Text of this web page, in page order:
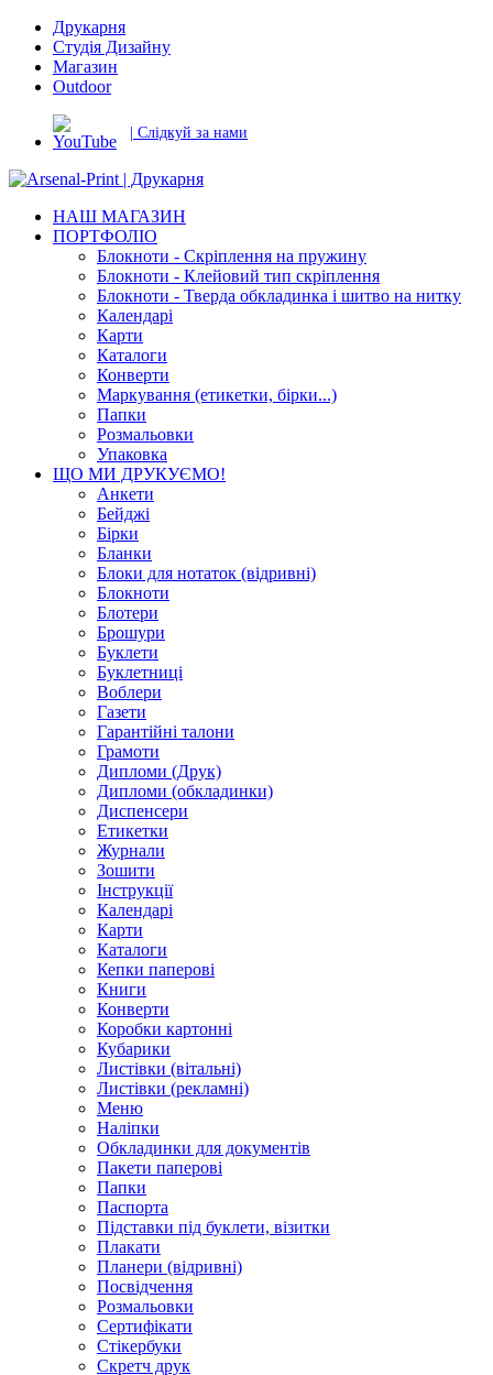
Друкарня
Студія Дизайну
Магазин
Outdoor
| Слідкуй за нами
НАШ МАГАЗИН
ПОРТФОЛІО
Блокноти - Скріплення на пружину
Блокноти - Клейовий тип скріплення
Блокноти - Тверда обкладинка і шитво на нитку
Календарі
Карти
Каталоги
Конверти
Маркування (етикетки, бірки...)
Папки
Розмальовки
Упаковка
ЩО МИ ДРУКУЄМО!
Анкети
Бейджі
Бірки
Бланки
Блоки для нотаток (відривні)
Блокноти
Блотери
Брошури
Буклети
Буклетниці
Воблери
Газети
Гарантійні талони
Грамоти
Дипломи (Друк)
Дипломи (обкладинки)
Диспенсери
Етикетки
Журнали
Зошити
Інструкції
Календарі
Карти
Каталоги
Кепки паперові
Книги
Конверти
Коробки картонні
Кубарики
Листівки (вітальні)
Листівки (рекламні)
Меню
Наліпки
Обкладинки для документів
Пакети паперові
Папки
Паспорта
Підставки під буклети, візитки
Плакати
Планери (відривні)
Посвідчення
Розмальовки
Сертифікати
Стікербуки
Скретч друк